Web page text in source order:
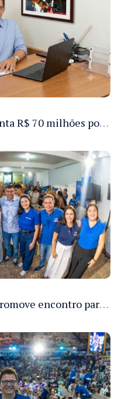
Pesca esportiva movimenta R$ 70 milhões por ano e ganha espaço na economia sustentável do Amazonas
Instituto Eula Artiagas promove encontro para discutir melhorias para o bairro Petrópolis